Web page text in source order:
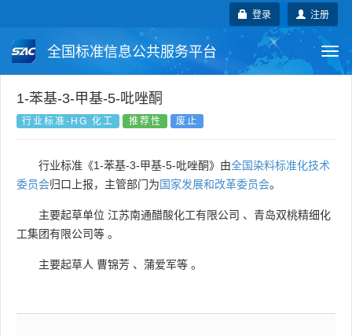
注册
登录
全国标准信息公共服务平台
国家标准 行业标准
国外标准 技术委员会
1-苯基-3-甲基-5-吡唑酮
行业标准-HG 化工 推荐性 废止
行业标准《1-苯基-3-甲基-5-吡唑酮》由全国染料标准化技术
委员会归口上报，主管部门为国家发展和改革委员会。
主要起草单位 江苏南通醋酸化工有限公司 、 青岛双桃精细化
工集团有限公司等 。
主要起草人 曹锦芳 、 蒲爱军等 。